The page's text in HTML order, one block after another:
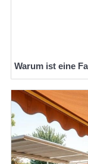
Warum ist eine